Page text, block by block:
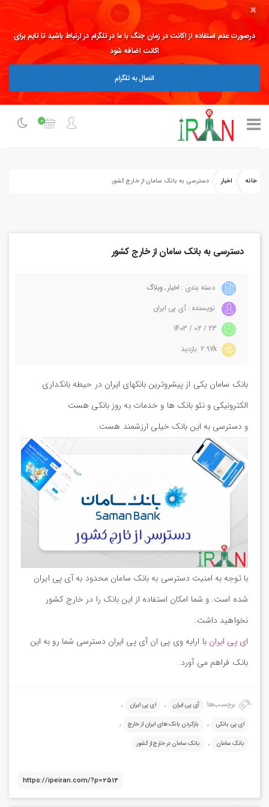
×
درصورت عدم استفاده از اکانت در زمان جنگ با ما در تلگرام در ارتباط باشید تا تایم برای
اکانت اضافه شود
اتصال به تلگرام
0
خانه اخبار دسترسی به بانک سامان از خارج کشور
دسترسی به بانک سامان از خارج کشور
دسته بندی : اخبار,وبلاگ
نویسنده : آی پی ایران
2.97k بازدید
بانک سامان یکی از پیشروترین بانکهای ایران در حیطه بانکداری
الکترونیکی و نئو بانک ها و خدمات به روز بانکی هست
و دسترسی به این بانک خیلی ارزشمند هست.
با توجه به امنیت دسترسی به بانک سامان محدود به آی پی ایران
شده است. و شما امکان استفاده از این بانک را در خارج کشور
نخواهید داشت.
ای پی ایران با ارایه وی پی ان آی پی ایران دسترسی شما رو به این
بانک فراهم می آورد.
برچسب‌ها: آی پی ایران , ای پی ایران ,
ای پی بانکی , بازکردن بانک های ایران از خارج ,
بانک سامان , بانک سامان در خارج از کشور